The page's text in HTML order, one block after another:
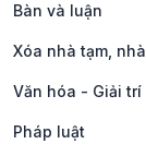
Bàn và luận
Xóa nhà tạm,
Văn hóa - Giải trí
Pháp luật